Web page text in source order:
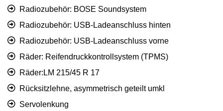
Radiozubehör: BOSE Soundsystem
Radiozubehör: USB-Ladeanschluss hinten
Radiozubehör: USB-Ladeanschluss vorne
Räder: Reifendruckkontrollsystem (TPMS)
Räder:LM 215/45 R 17
Rücksitzlehne, asymmetrisch geteilt umkl
Servolenkung